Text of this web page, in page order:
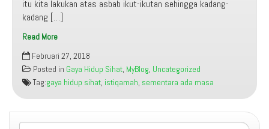
itu kita lakukan atas asbab ikut-ikutan sehingga kadang-
kadang […]
Read More
Jangan
Melampau.
Istiqamah
Itu
Lebih
Utama
Februari 27, 2018
Posted in Gaya Hidup Sihat, MyBlog, Uncategorized
Tag:gaya hidup sihat, istiqamah, sementara ada masa